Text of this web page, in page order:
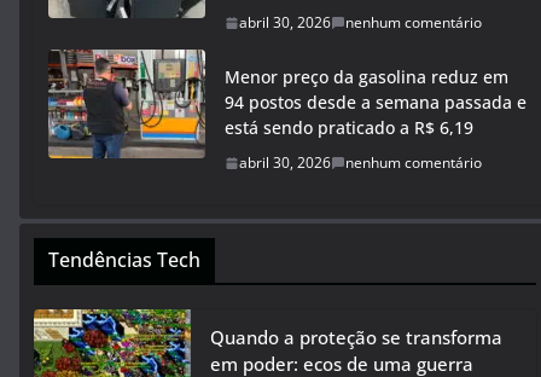
abril 30, 2026 nenhum comentário
Menor preço da gasolina reduz em
94 postos desde a semana passada e
está sendo praticado a R$ 6,19
abril 30, 2026 nenhum comentário
Tendências Tech
Quando a proteção se transforma
em poder: ecos de uma guerra